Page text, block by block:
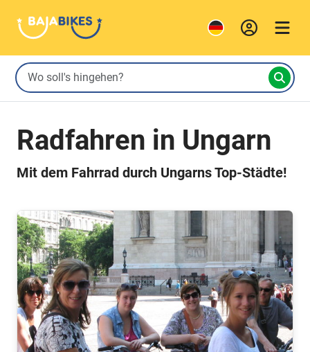
Radfahren in Ungarn
Mit dem Fahrrad durch Ungarns Top-Städte!